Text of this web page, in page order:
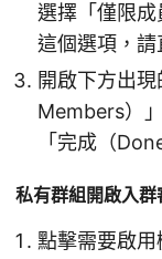
選擇「僅限
這個選項，請
開啟下方出
Members）
「完成（
私有群組開啟入群
點擊需要啟